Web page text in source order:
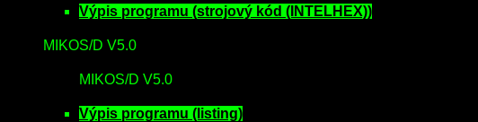
Výpis programu (strojový kód (INTELHEX))
MIKOS/D V5.0
MIKOS/D V5.0
Výpis programu (listing)